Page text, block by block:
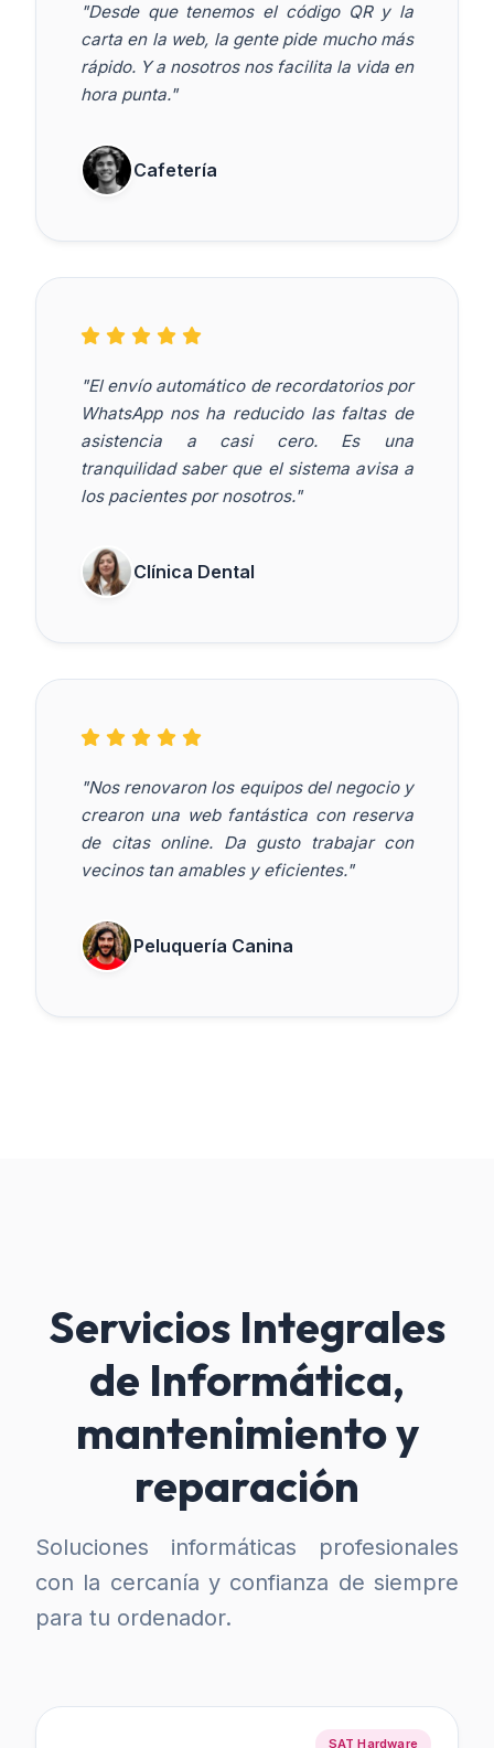
"Desde que tenemos el código QR y la
carta en la web, la gente pide mucho más
rápido. Y a nosotros nos facilita la vida en
hora punta."
Cafetería
"El envío automático de recordatorios por
WhatsApp nos ha reducido las faltas de
asistencia a casi cero. Es una
tranquilidad saber que el sistema avisa a
los pacientes por nosotros."
Clínica Dental
"Nos renovaron los equipos del negocio y
crearon una web fantástica con reserva
de citas online. Da gusto trabajar con
vecinos tan amables y eficientes."
Peluquería Canina
Servicios Integrales
de Informática,
mantenimiento y
reparación
Soluciones informáticas profesionales
con la cercanía y confianza de siempre
para tu ordenador.
SAT Hardware